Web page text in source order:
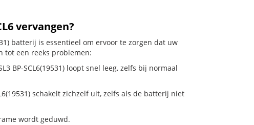
vervangen?
batterij is essentieel om ervoor te zorgen dat uw
tot een reeks problemen:
BP-SCL6(19531) loopt snel leeg, zelfs bij normaal
schakelt zichzelf uit, zelfs als de batterij niet
wordt geduwd.